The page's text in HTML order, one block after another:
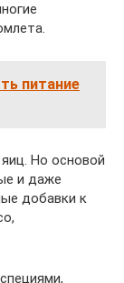
питание
Но основой
и даже
добавки к